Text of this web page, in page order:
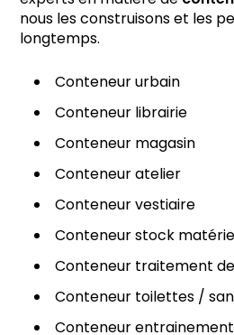
nous les construisons et les
longtemps.
Conteneur urbain
Conteneur librairie
Conteneur magasin
Conteneur atelier
Conteneur vestiaire
Conteneur stock
Conteneur traitement
Conteneur toilettes /
Conteneur